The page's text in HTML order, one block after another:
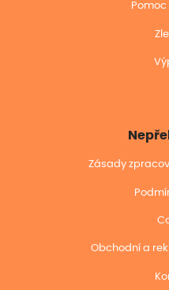
Zásady
Obchodní a